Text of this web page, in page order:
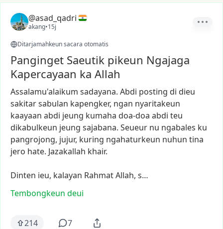
@asad_qadri
akang•15j
Ditarjamahkeun sacara otomatis
Panginget Saeutik pikeun Ngajaga
Kapercayaan ka Allah
Assalamu'alaikum sadayana. Abdi posting di dieu
sakitarsabulan kapengker, ngan nyaritakeun
kaayaan abdi jeung kumaha doa-doa abdi teu
dikabulkeun jeung sajabana. Seueur nu ngabales ku
pangrojong, jujur, kuring ngahaturkeun nuhun tina
jero hate. Jazakallah khair.
Dinten ieu, kalayan RahmatAllah, s…
Tembongkeun deui
214 7